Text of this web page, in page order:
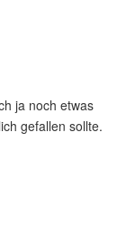
ja noch etwas
gefallen sollte.